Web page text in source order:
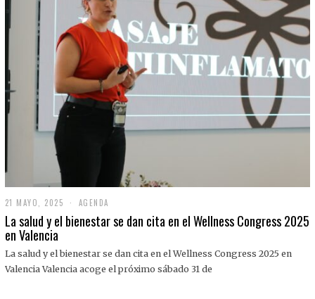
21 MAYO, 2025
1
M
O
,
AGENDA
La salud y el bienestar se dan cita en el Wellness Congress 2025
en Valencia
La salud y el bienestar se dan cita en el Wellness Congress 2025 en
Valencia Valencia acoge el próximo sábado 31 de